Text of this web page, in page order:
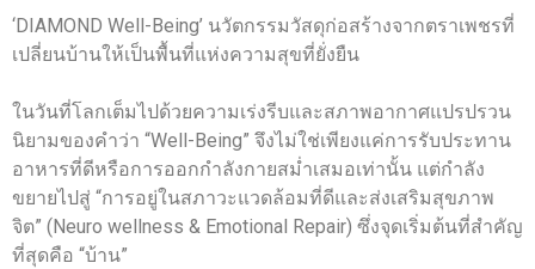
‘DIAMOND Well-Being’ นวัตกรรมวัสดุก่อสร้างจากตราเพชรที่
เปลี่ยนบ้านให้เป็นพื้นที่แห่งความสุขที่ยั่งยืน
ในวันที่โลกเต็มไปด้วยความเร่งรีบและสภาพอากาศแปรปรวน
นิยามของคำว่า “Well-Being” จึงไม่ใช่เพียงแค่การรับประทาน
อาหารที่ดีหรือการออกกำลังกายสม่ำเสมอเท่านั้น แต่กำลัง
ขยายไปสู่ “การอยู่ในสภาวะแวดล้อมที่ดีและส่งเสริมสุขภาพ
จิต” (Neuro wellness & Emotional Repair) ซึ่งจุดเริ่มต้นที่สำคัญ
ที่สุดคือ “บ้าน”